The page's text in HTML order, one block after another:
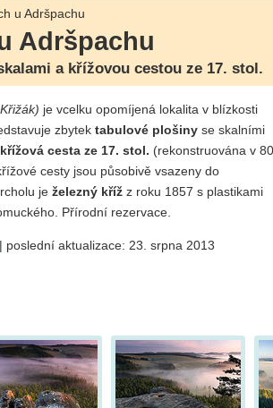
u Adršpachu
Adršpachu
a křížovou cestou ze 17. stol.
Křižák) je vcelku opomíjená lokalita v blízkosti
zbytek tabulové plošiny se skalními
křížová cesta ze 17. stol. (rekonstruována v 80.
cesty jsou působivě vsazeny do
je železný kříž z roku 1857 s plastikami
Přírodní rezervace.
| poslední aktualizace: 23. srpna 2013